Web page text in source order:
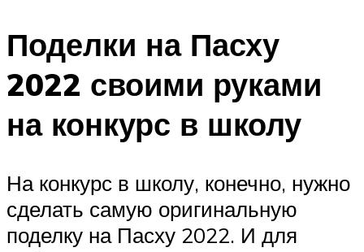
Поделки на Пасху
2022 своими руками
на конкурс в школу
На конкурс в школу, конечно, нужно
сделать самую оригинальную
поделку на Пасху 2022. И для